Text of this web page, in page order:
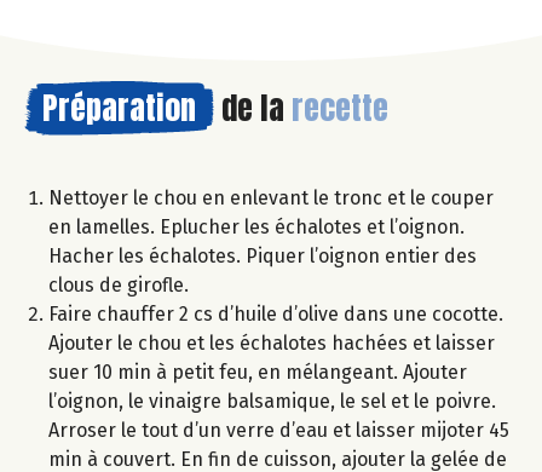
Préparation de la recette
Nettoyer le chou en enlevant le tronc et le couper
en lamelles. Eplucher les échalotes et l’oignon.
Hacher les échalotes. Piquer l’oignon entier des
clous de girofle.
Faire chauffer 2 cs d’huile d’olive dans une cocotte.
Ajouter le chou et les échalotes hachées et laisser
suer 10 min à petit feu, en mélangeant. Ajouter
l’oignon, le vinaigre balsamique, le sel et le poivre.
Arroser le tout d’un verre d’eau et laisser mijoter 45
min à couvert. En fin de cuisson, ajouter la gelée de